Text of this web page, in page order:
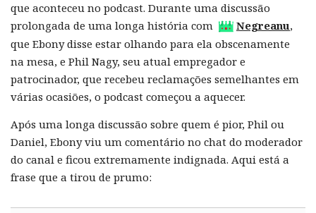
que aconteceu no podcast. Durante uma discussão
prolongada de uma longa história com
Negreanu,
que Ebony disse estar olhando para ela obscenamente
na mesa, e Phil Nagy, seu atual empregador e
patrocinador, que recebeu reclamações semelhantes em
várias ocasiões, o podcast começou a aquecer.
Após uma longa discussão sobre quem é pior, Phil ou
Daniel, Ebony viu um comentário no chat do moderador
do canal e ficou extremamente indignada. Aqui está a
frase que a tirou de prumo: